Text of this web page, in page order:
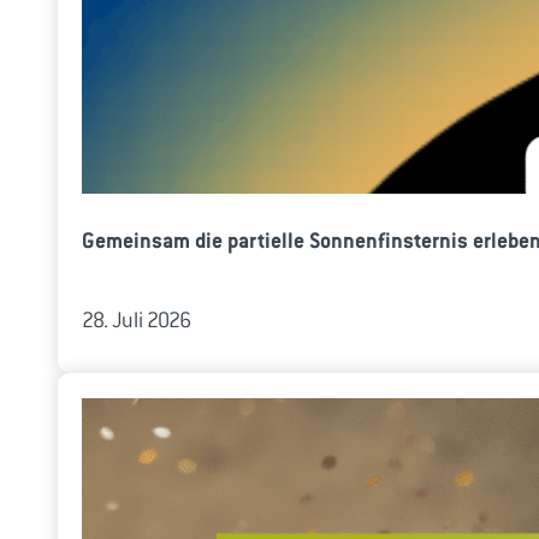
Gemeinsam die partielle Sonnenfinsternis
28. Juli 2026